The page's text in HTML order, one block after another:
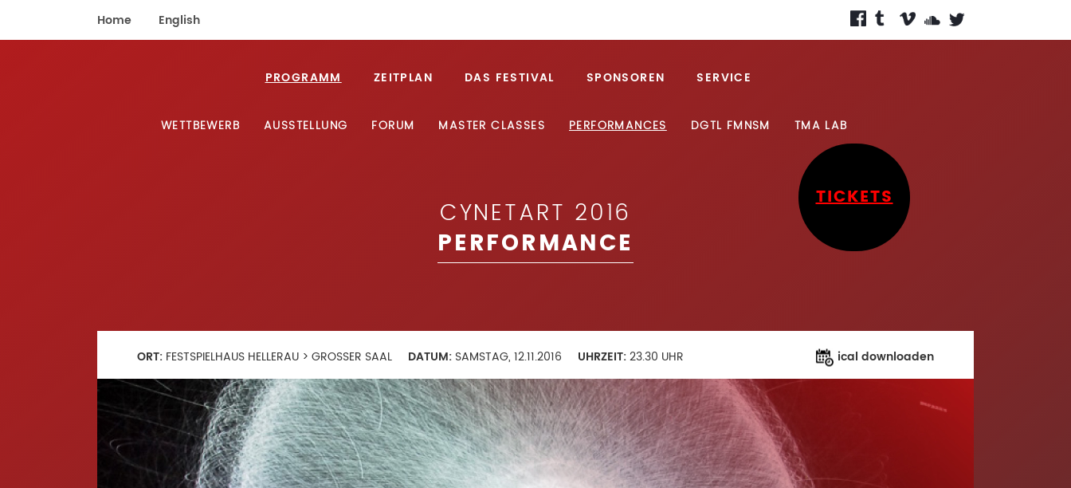
Home English
TICKETS
PROGRAMM ZEITPLAN DAS FESTIVAL SPONSOREN SERVICE
WETTBEWERB AUSSTELLUNG FORUM MASTER CLASSES PERFORMANCES DGTL FMNSM TMA LAB
CYNETART 2016
PERFORMANCE
ORT: FESTSPIELHAUS HELLERAU > GROSSER SAAL DATUM: SAMSTAG, 12.11.2016 UHRZEIT:23.30 UHR ical downloaden